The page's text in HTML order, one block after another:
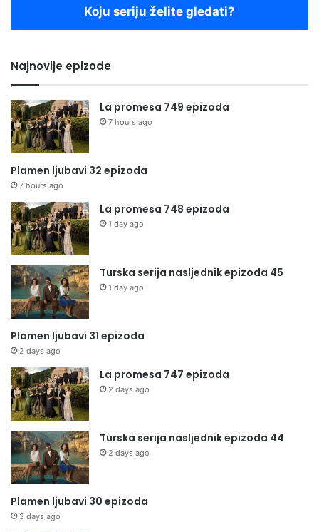
Koju seriju želite gledati?
Najnovije epizode
La promesa 749 epizoda
7 hours ago
Plamen ljubavi 32 epizoda
7 hours ago
La promesa 748 epizoda
1 day ago
Turska serija nasljednik epizoda 45
1 day ago
Plamen ljubavi 31 epizoda
2 days ago
La promesa 747 epizoda
2 days ago
Turska serija nasljednik epizoda 44
2 days ago
Plamen ljubavi 30 epizoda
3 days ago